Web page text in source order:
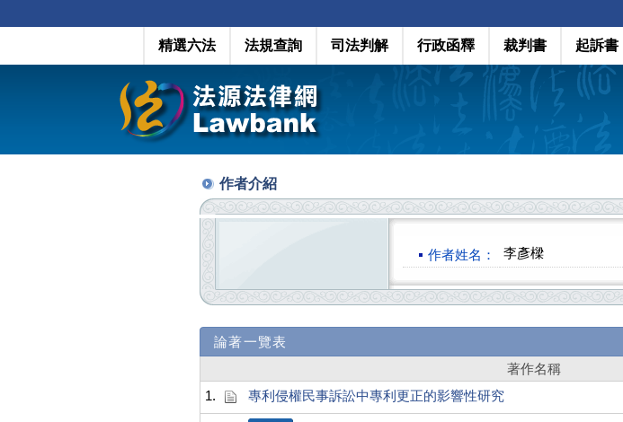
精選六法 法規查詢 司法判解 行政函釋 裁判書 起訴書
作者介紹
作者姓名： 李彥樑
論著一覽表
著作名稱
1.
專利侵權民事訴訟中專利更正的影響性研究